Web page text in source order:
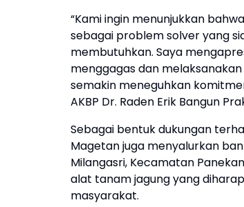
“Kami ingin menunjukkan
sebagai problem solver yang
membutuhkan. Saya
menggagas dan
semakin meneguhkan
AKBP Dr. Raden Erik Bangun
Sebagai bentuk dukungan
Magetan juga menyalurkan
Milangasri, Kecamatan
alat tanam jagung yang
masyarakat.